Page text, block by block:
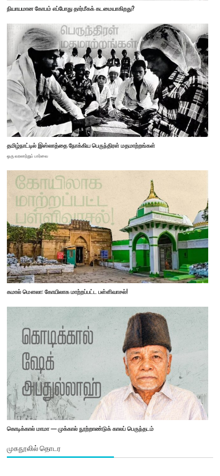
நியாயமான கோபம் எப்போது தார்மீகக் கடமையாகிறது?
தமிழ்நாட்டில் இஸ்லாத்தை நோக்கிய பெருந்திரள் மதமாற்றங்கள்
ஒரு வரலாற்றுப் பார்வை
கமால் மௌலா: கோயிலாக மாற்றப்பட்ட பள்ளிவாசல்!
கொடிக்கால் மாமா — முக்கால் நூற்றாண்டுக் காலப் பெருந்தடம்
முகநூலில் தொடர